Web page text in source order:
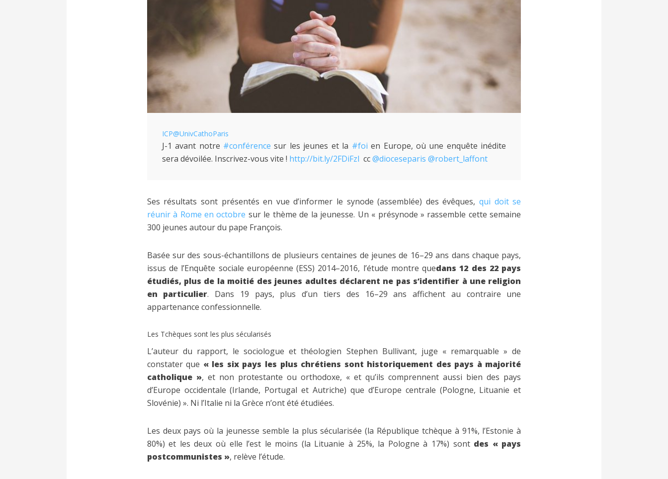
ICP@UnivCathoParis
J-1 avant notre #conférence sur les jeunes et la #foi en Europe, où une enquête inédite
sera dévoilée. Inscrivez-vous vite ! http://bit.ly/2FDiFzl cc@dioceseparis @robert_laffont
Ses résultats sont présentés en vue d’informer le synode (assemblée) des évêques,qui doit se
réunir à Rome en octobre sur le thème de la jeunesse. Un « présynode » rassemble cette semaine
300 jeunes autour du pape François.
Basée sur des sous-échantillons de plusieurs centaines de jeunes de 16–29 ans dans chaque pays,
issus de l’Enquête sociale européenne (ESS) 2014–2016, l’étude montre quedans 12 des 22 pays
étudiés, plus de la moitié des jeunes adultes déclarent ne pas s’identifier à une religion
en particulier. Dans 19 pays, plus d’un tiers des 16–29 ans affichent au contraire une
appartenance confessionnelle.
Les Tchèques sont les plus sécularisés
L’auteur du rapport, le sociologue et théologien Stephen Bullivant, juge « remarquable » de
constater que « les six pays les plus chrétiens sont historiquement des pays à majorité
catholique », et non protestante ou orthodoxe, « et qu’ils comprennent aussi bien des pays
d’Europe occidentale (Irlande, Portugal et Autriche) que d’Europe centrale (Pologne, Lituanie et
Slovénie) ». Ni l’Italie ni la Grèce n’ont été étudiées.
Les deux pays où la jeunesse semble la plus sécularisée (la République tchèque à 91%, l’Estonie à
80%) et les deux où elle l’est le moins (la Lituanie à 25%, la Pologne à 17%) sont des « pays
postcommunistes », relève l’étude.